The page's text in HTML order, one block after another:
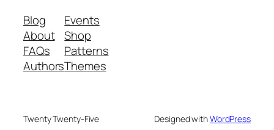
Blog
About
FAQs
Authors
Events
Shop
Patterns
Themes
Twenty Twenty-Five Designed withWordPress